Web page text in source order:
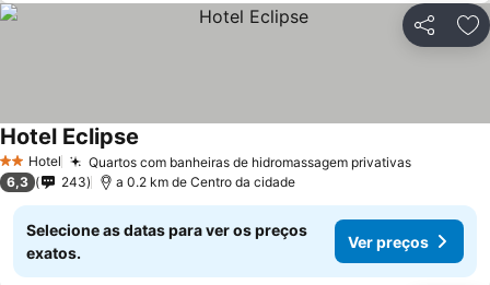
Partilhar
2 Estrelas
Hotel Quartos com banheiras de hidromassagem privativasVer
Hotel Eclipse
6,3 243 a 0.2 km de Centro da cidade
Selecione as datas para ver os preços
exatos.
Ver preços